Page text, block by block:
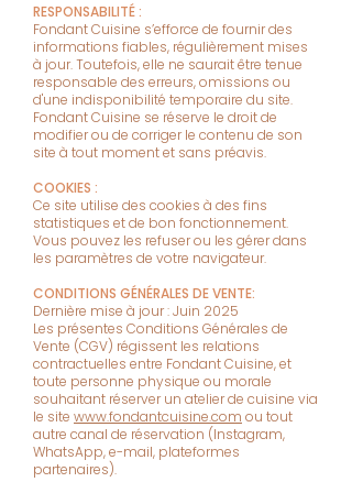
RESPONSABILITÉ :
Fondant Cuisine s’efforce de fournir des
informations fiables, régulièrement mises
à jour. Toutefois, elle ne saurait être tenue
responsable des erreurs, omissions ou
d'une indisponibilité temporaire du site.
Fondant Cuisine se réserve le droit de
modifier ou de corriger le contenu de son
site à tout moment et sans préavis.
COOKIES :
Ce site utilise des cookies à des fins
statistiques et de bon fonctionnement.
Vous pouvez les refuser ou les gérer dans
les paramètres de votre navigateur.
CONDITIONS GÉNÉRALES DE VENTE:
Dernière mise à jour : Juin 2025
Les présentes Conditions Générales de
Vente (CGV) régissent les relations
contractuelles entre Fondant Cuisine, et
toute personne physique ou morale
souhaitant réserver un atelier de cuisine via
le site www.fondantcuisine.com ou tout
autre canal de réservation (Instagram,
WhatsApp, e-mail, plateformes
partenaires).